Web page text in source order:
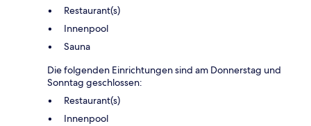
Restaurant(s)
Innenpool
Sauna
Die folgenden Einrichtungen sind am Donnerstag und
Sonntag geschlossen:
Restaurant(s)
Innenpool